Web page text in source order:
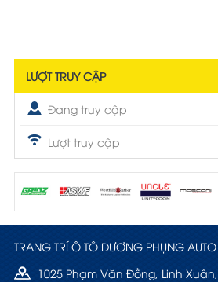
LƯỢT TRUY CẬP
Đang truy cập
Lượt truy cập
TRANG TRÍ Ô TÔ DƯƠNG PHỤNG AUTO
1025 Phạm Văn Đồng, Linh